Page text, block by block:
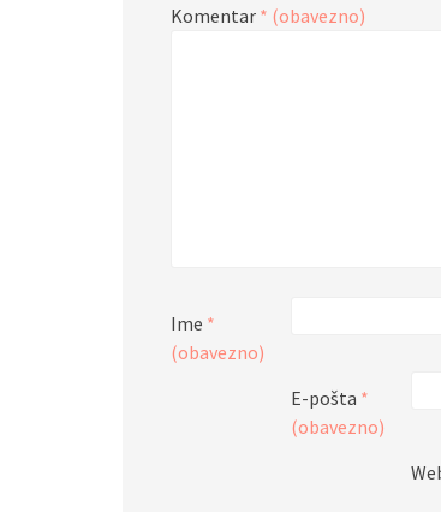
Komentar * (obavezno)
Ime *
(obavezno)
E-pošta *
(obavezno)